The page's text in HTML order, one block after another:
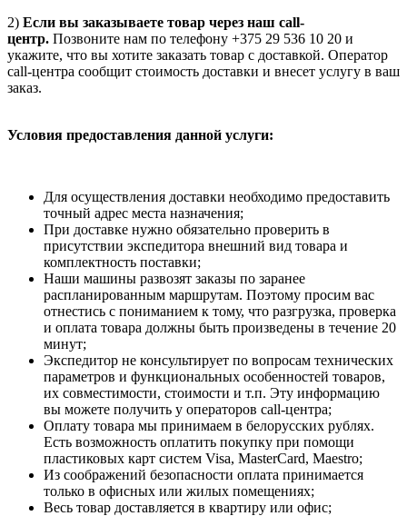
2) Если вы заказываете товар через наш call-
центр. Позвоните нам по телефону +375 29 536 10 20 и
укажите, что вы хотите заказать товар с доставкой. Оператор
call-центра сообщит стоимость доставки и внесет услугу в ваш
заказ.
Условия предоставления данной услуги:
Для осуществления доставки необходимо предоставить
точный адрес места назначения;
При доставке нужно обязательно проверить в
присутствии экспедитора внешний вид товара и
комплектность поставки;
Наши машины развозят заказы по заранее
распланированным маршрутам. Поэтому просим вас
отнестись с пониманием к тому, что разгрузка, проверка
и оплата товара должны быть произведены в течение 20
минут;
Экспедитор не консультирует по вопросам технических
параметров и функциональных особенностей товаров,
их совместимости, стоимости и т.п. Эту информацию
вы можете получить у операторов call-центра;
Оплату товара мы принимаем в белорусских рублях.
Есть возможность оплатить покупку при помощи
пластиковых карт систем Visa, MasterCard, Maestro;
Из соображений безопасности оплата принимается
только в офисных или жилых помещениях;
Весь товар доставляется в квартиру или офис;